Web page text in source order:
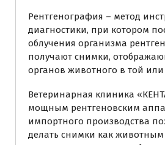
Рентгенография – метод
диагностики, при котором
облучения организма
получают снимки,
органов животного в той
Ветеринарная клиника
мощным рентгеновским
импортного производства
делать снимки как